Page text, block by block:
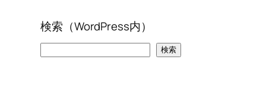
検索（WordPress内）
検索